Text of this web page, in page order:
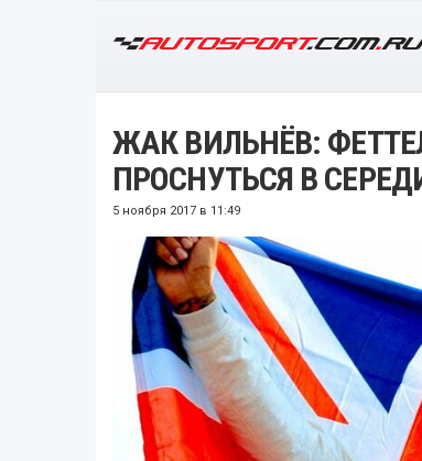
ЖАК ВИЛЬНЁВ:
ПРОСНУТЬСЯ В
5 ноября 2017 в 11:49